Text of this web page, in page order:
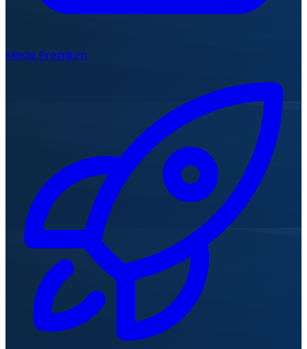
Mode Premium